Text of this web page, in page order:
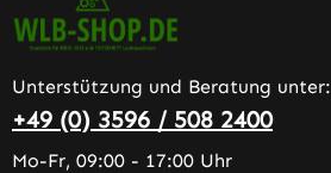
Unterstützung und Beratung unter:
+49 (0) 3596 / 508 2400
Mo-Fr, 09:00 - 17:00 Uhr